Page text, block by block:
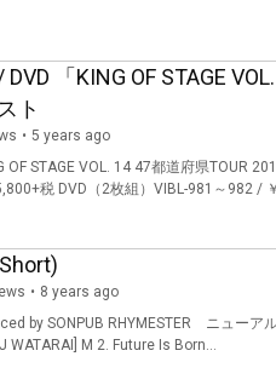
DVD 「KING OF STAGE
ト
5 years ago
STAGE VOL. 14 47都道府県TOUR
税 DVD（2枚組）VIBL-981～982 /
8 years ago
by SONPUB RHYMESTER ニューアルバ
WATARAI] M 2. Future Is Born...